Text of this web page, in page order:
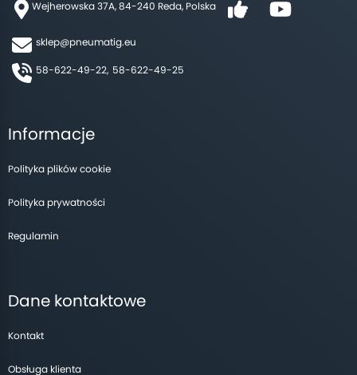
Wejherowska 37A, 84-240 Reda, Polska
sklep@pneumatig.eu
58-622-49-22, 58-622-49-25
Informacje
Polityka plików cookie
Polityka prywatności
Regulamin
Dane kontaktowe
Kontakt
Obsługa klienta